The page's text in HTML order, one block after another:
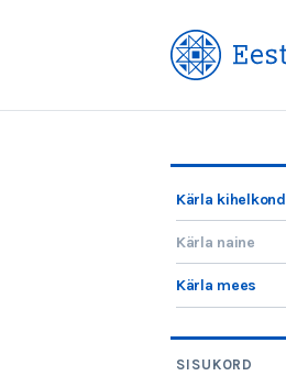
Kärla kihelkond
Kärla naine
Kärla mees
SISUKORD